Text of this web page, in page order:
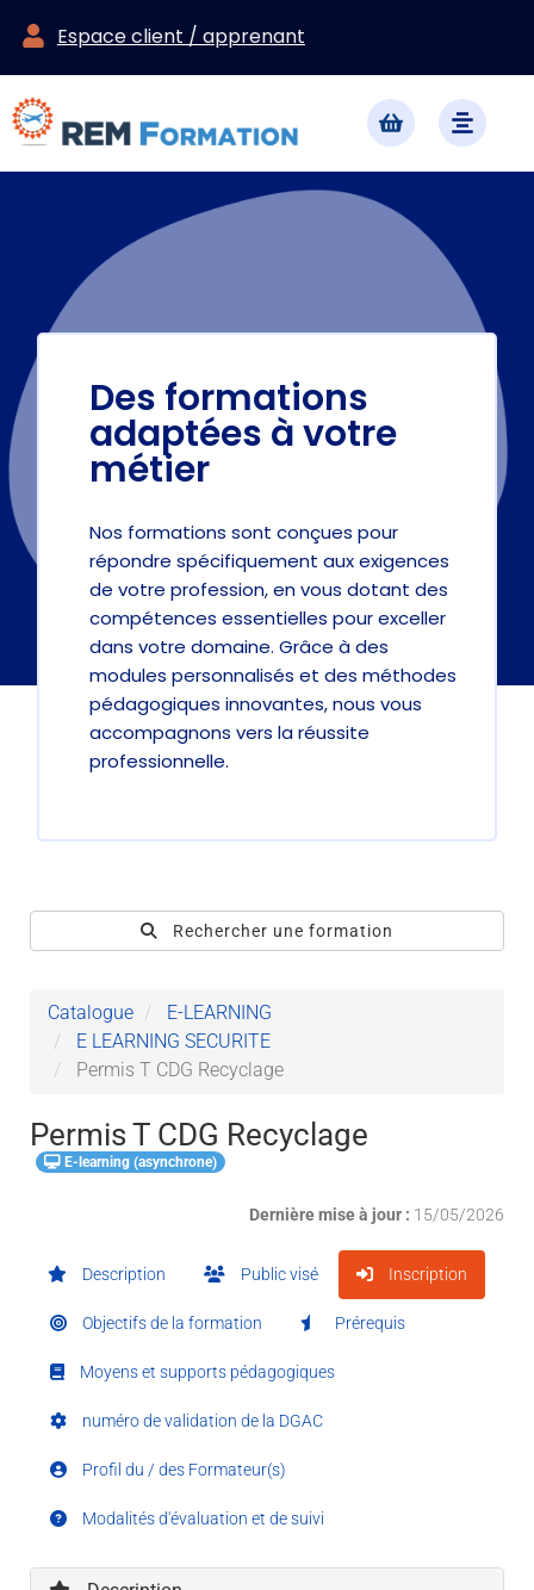
Espace client / apprenant
Des formations
adaptées à votre
métier
Nos formations sont conçues pour
répondre spécifiquement aux exigences
de votre profession, en vous dotant des
compétences essentielles pour exceller
dans votre domaine. Grâce à des
modules personnalisés et des méthodes
pédagogiques innovantes, nous vous
accompagnons vers la réussite
professionnelle.
Rechercher une formation
Catalogue
E-LEARNING
E LEARNING SECURITE
Permis T CDG Recyclage
Permis T CDG Recyclage
E-learning (asynchrone)
Dernière mise à jour : 15/05/2026
Description Public visé Inscription
Objectifs de la formation Prérequis
Moyens et supports pédagogiques
numéro de validation de la DGAC
Profil du / des Formateur(s)
Modalités d'évaluation et de suivi